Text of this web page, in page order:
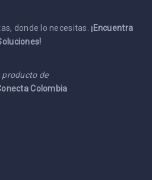
donde lo necesitas.¡Encuentra
producto de
Colombia